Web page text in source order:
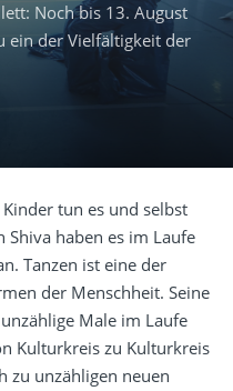
Noch bis 13. August
ein der Vielfältigkeit der
tun es und selbst
haben es im Laufe
Tanzen ist eine der
der Menschheit. Seine
Male im Laufe
Kulturkreis zu Kulturkreis
zu unzähligen neuen